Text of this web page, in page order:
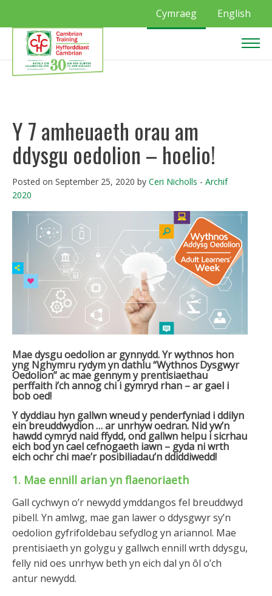
Cymraeg English
Y 7 amheuaeth orau am
ddysgu oedolion – hoelio!
Posted on September 25, 2020 by Ceri Nicholls - Archif
2020
Mae dysgu oedolion ar gynnydd. Yr wythnos hon
yng Nghymru rydym yn dathlu “Wythnos Dysgwyr
Oedolion” ac mae gennym y prentisiaethau
perffaith i’ch annog chi i gymryd rhan – ar gael i
bob oed!
Y dyddiau hyn gallwn wneud y penderfyniad i ddilyn
ein breuddwydion … ar unrhyw oedran. Nid yw’n
hawdd cymryd naid ffydd, ond gallwn helpu i sicrhau
eich bod yn cael cefnogaeth iawn – gyda ni wrth
eich ochr chi mae’r posibiliadau’n ddiddiwedd!
1. Mae ennill arian yn flaenoriaeth
Gall cychwyn o’r newydd ymddangos fel breuddwyd
pibell. Yn amlwg, mae gan lawer o ddysgwyr sy’n
oedolion gyfrifoldebau sefydlog yn ariannol. Mae
prentisiaeth yn golygu y gallwch ennill wrth ddysgu,
felly nid oes unrhyw beth yn eich dal yn ôl o’ch
antur newydd.